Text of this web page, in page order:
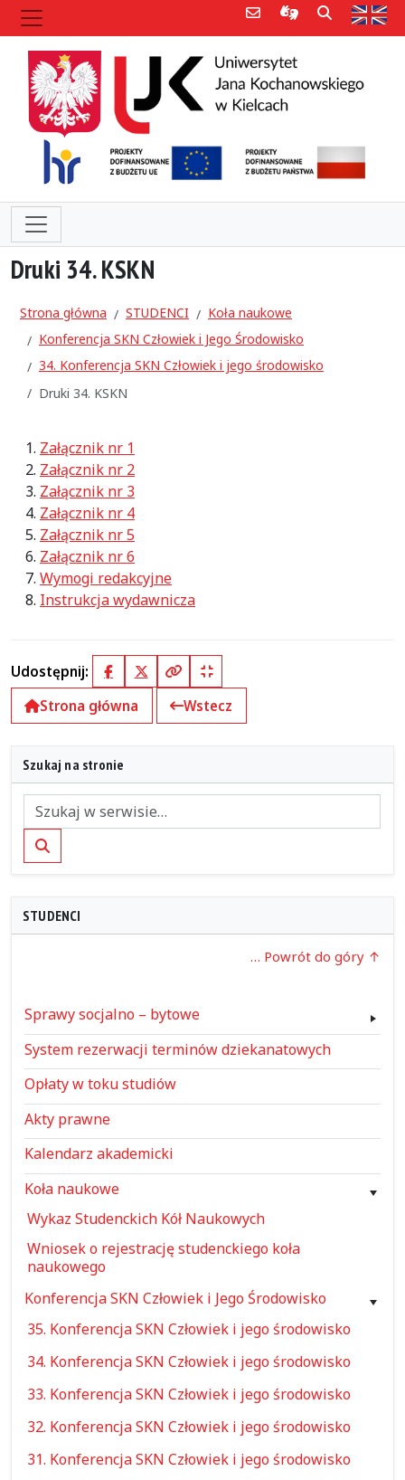
Poczta e-mailInformacje dla
Szukaj
Druki 34. KSKN
Strona główna STUDENCI
Koła naukowe
Konferencja SKN Człowiek i Jego Środowisko
34. Konferencja SKN Człowiek i jego środowisko
Druki 34. KSKN
Załącznik nr 1
Załącznik nr 2
Załącznik nr 3
Załącznik nr 4
Załącznik nr 5
Załącznik nr 6
Wymogi redakcyjne
Instrukcja wydawnicza
Udostępnij: FacebookX (Twitter)
Kopiuj pełny link
Kopiuj krótki link
Strona główna
Wstecz
Szukaj na stronie
Szukaj
STUDENCI
… Powrót do góry
Sprawy socjalno – bytowe
System rezerwacji terminów dziekanatowych
Opłaty w toku studiów
Akty prawne
Kalendarz akademicki
Koła naukowe
Wykaz Studenckich Kół Naukowych
Wniosek o rejestrację studenckiego koła
naukowego
Konferencja SKN Człowiek i Jego Środowisko
35. Konferencja SKN Człowiek i jego środowisko
34. Konferencja SKN Człowiek i jego środowisko
33. Konferencja SKN Człowiek i jego środowisko
32. Konferencja SKN Człowiek i jego środowisko
31. Konferencja SKN Człowiek i jego środowisko